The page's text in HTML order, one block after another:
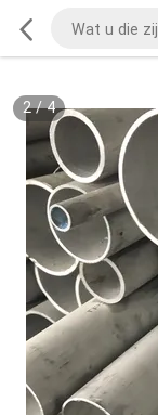
2/4